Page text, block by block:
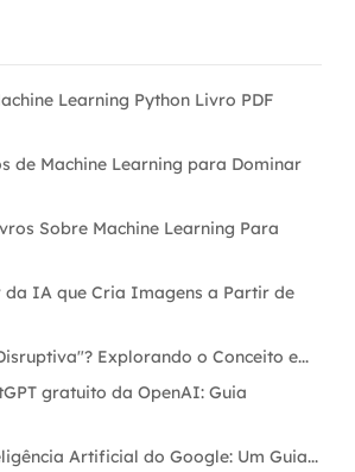
Learning Python Livro PDF
de Machine Learning para Dominar
Sobre Machine Learning Para
da IA que Cria Imagens a Partir de
Explorando o Conceito e...
gratuito da OpenAI: Guia
Artificial do Google: Um Guia...